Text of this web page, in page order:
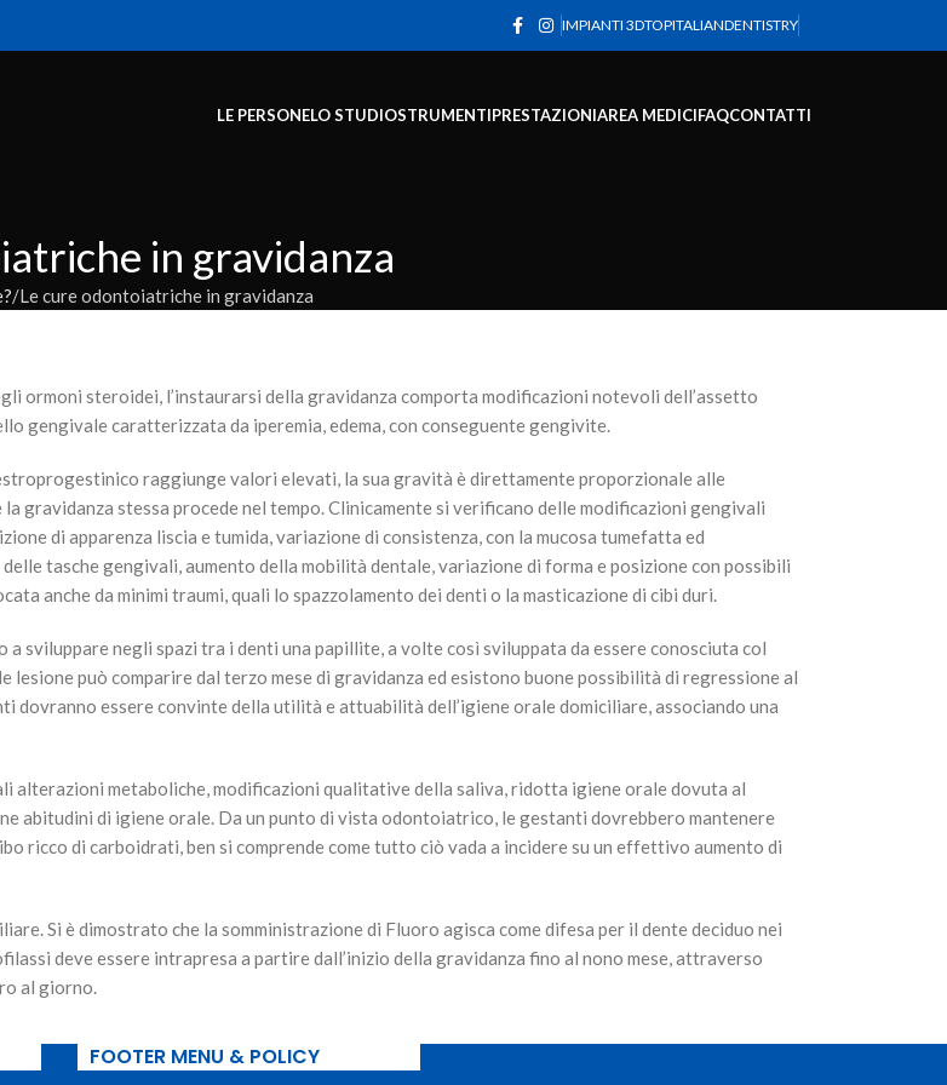
IMPIANTI 3DTOPITALIANDENTISTRY
LE PERSONELO STUDIOSTRUMENTIPRESTAZIONIAREA MEDICIFAQCONTATTI
in gravidanza
Le cure odontoiatriche in gravidanza
ormoni steroidei, l’instaurarsi della gravidanza comporta modificazioni notevoli dell’assetto
gengivale caratterizzata da iperemia, edema, con conseguente gengivite.
raggiunge valori elevati, la sua gravità è direttamente proporzionale alle
gravidanza stessa procede nel tempo. Clinicamente si verificano delle modificazioni gengivali
di apparenza liscia e tumida, variazione di consistenza, con la mucosa tumefatta ed
tasche gengivali, aumento della mobilità dentale, variazione di forma e posizione con possibili
anche da minimi traumi, quali lo spazzolamento dei denti o la masticazione di cibi duri.
sviluppare negli spazi tra i denti una papillite, a volte così sviluppata da essere conosciuta col
può comparire dal terzo mese di gravidanza ed esistono buone possibilità di regressione al
essere convinte della utilità e attuabilità dell’igiene orale domiciliare, associando una
alterazioni metaboliche, modificazioni qualitative della saliva, ridotta igiene orale dovuta al
abitudini di igiene orale. Da un punto di vista odontoiatrico, le gestanti dovrebbero mantenere
ricco di carboidrati, ben si comprende come tutto ciò vada a incidere su un effettivo aumento di
Si è dimostrato che la somministrazione di Fluoro agisca come difesa per il dente deciduo nei
deve essere intrapresa a partire dall’inizio della gravidanza fino al nono mese, attraverso
al giorno.
FOOTER MENU & POLICY